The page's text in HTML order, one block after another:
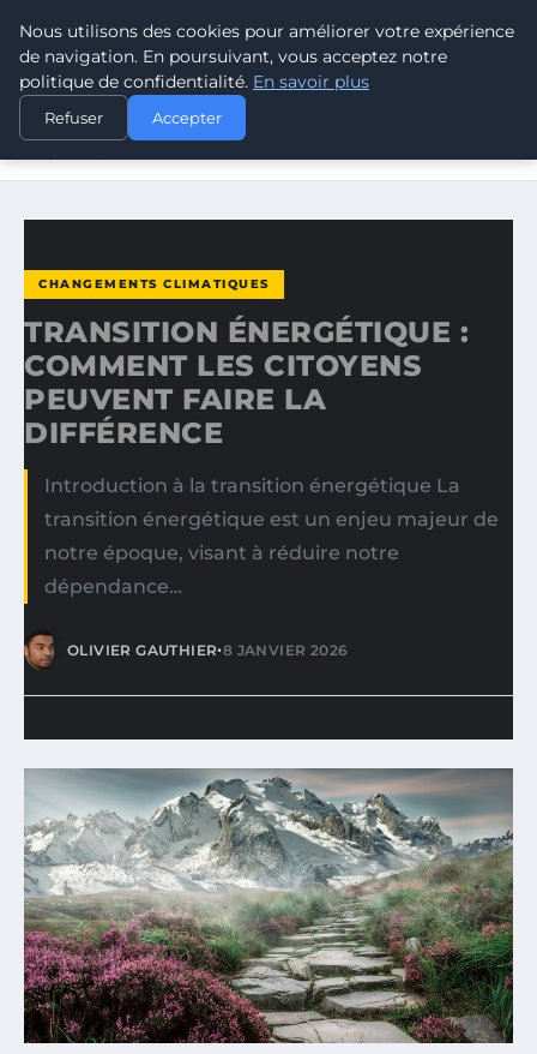
CLIMATE GUARDIAN
ACCUEIL
CHANGEMENTS CLIMATIQUES
TRANSITION ÉNERGÉTIQUE : COMMENT LES CITOYENS
CHANGEMENTS CLIMATIQUES
TRANSITION ÉNERGÉTIQUE :
COMMENT LES CITOYENS
PEUVENT FAIRE LA
DIFFÉRENCE
Introduction à la transition énergétique La
transition énergétique est un enjeu majeur de
notre époque, visant à réduire notre
dépendance…
OLIVIER GAUTHIER•8 JANVIER 2026
Nous utilisons des cookies pour améliorer votre expérience
de navigation. En poursuivant, vous acceptez notre
politique de confidentialité. En savoir plus
Refuser Accepter